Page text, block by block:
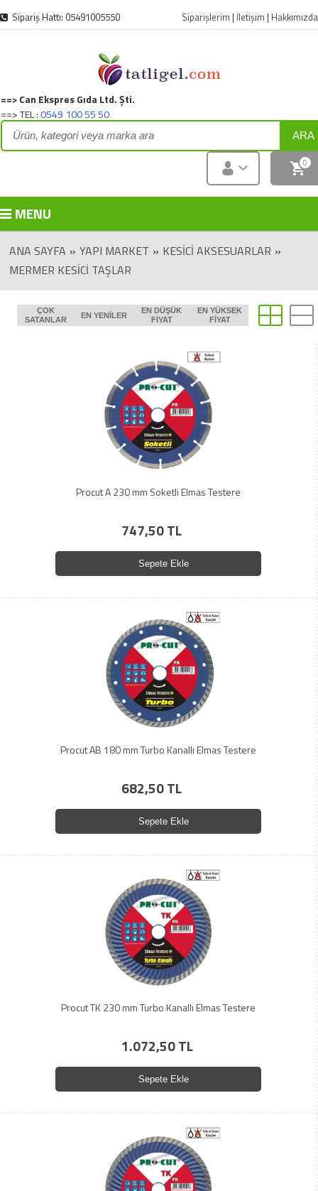
Sipariş Hattı: 05491005550 Siparişlerim | İletişim | Hakkımızda
Can Ekspres Gıda Ltd. Şti.
TEL :0549 100 55 50
ARA
0
MENU
ANA SAYFA » YAPI MARKET » KESICI AKSESUARLAR »
MERMER KESICI TAŞLAR
ÇOK
SATANLAR
EN YENILER
EN DÜŞÜK
FIYAT
EN YÜKSEK
FIYAT
Procut A 230 mm Soketli Elmas Testere
747,50 TL
Sepete Ekle
Procut AB 180 mm Turbo Kanallı Elmas Testere
682,50 TL
Sepete Ekle
Procut TK 230 mm Turbo Kanallı Elmas Testere
1.072,50 TL
Sepete Ekle